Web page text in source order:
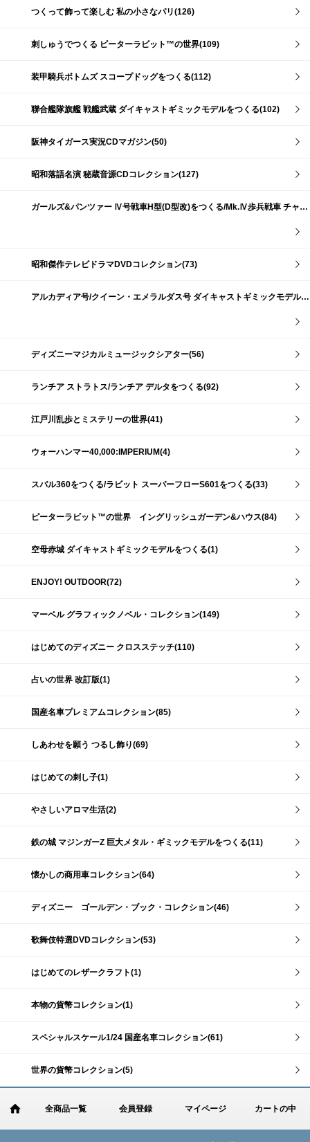
つくって飾って楽しむ 私の小さなパリ(126)
刺しゅうでつくる ピーターラビット™の世界(109)
装甲騎兵ボトムズ スコープドッグをつくる(112)
聯合艦隊旗艦 戦艦武蔵 ダイキャストギミックモデルをつくる(102)
阪神タイガース実況CDマガジン(50)
昭和落語名演 秘蔵音源CDコレクション(127)
ガールズ&パンツァー Ⅳ号戦車H型(D型改)をつくる/Mk.Ⅳ歩兵戦車 チャーチルMk.Ⅶをつくる(191)
昭和傑作テレビドラマDVDコレクション(73)
アルカディア号/クイーン・エメラルダス号 ダイキャストギミックモデルをつくる(159)
ディズニーマジカルミュージックシアター(56)
ランチア ストラトス/ランチア デルタをつくる(92)
江戸川乱歩とミステリーの世界(41)
ウォーハンマー40,000:IMPERIUM(4)
スバル360をつくる/ラビット スーパーフローS601をつくる(33)
ピーターラビット™の世界 イングリッシュガーデン&ハウス(84)
空母赤城 ダイキャストギミックモデルをつくる(1)
ENJOY! OUTDOOR(72)
マーベル グラフィックノベル・コレクション(149)
はじめてのディズニー クロスステッチ(110)
占いの世界 改訂版(1)
国産名車プレミアムコレクション(85)
しあわせを願う つるし飾り(69)
はじめての刺し子(1)
やさしいアロマ生活(2)
鉄の城 マジンガーZ 巨大メタル・ギミックモデルをつくる(11)
懐かしの商用車コレクション(64)
ディズニー ゴールデン・ブック・コレクション(46)
歌舞伎特選DVDコレクション(53)
はじめてのレザークラフト(1)
本物の貨幣コレクション(1)
スペシャルスケール1/24 国産名車コレクション(61)
世界の貨幣コレクション(5)
全商品一覧 会員登録 マイページ カートの中